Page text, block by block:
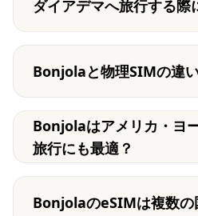
ダイアデマへ旅行する際
Bonjolaと物理SIMの違
Bonjolaはアメリカ・ヨ
旅行にも最適？
BonjolaのeSIMは複数の